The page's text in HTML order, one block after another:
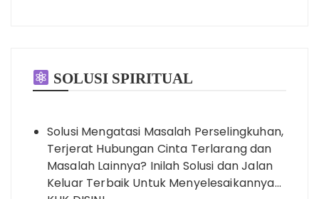
SOLUSI SPIRITUAL
Solusi Mengatasi Masalah Perselingkuhan,
Terjerat Hubungan Cinta Terlarang dan
Masalah Lainnya? Inilah Solusi dan Jalan
Keluar Terbaik Untuk Menyelesaikannya…